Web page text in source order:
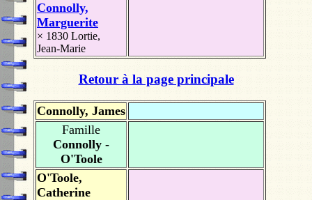
Connolly,
Marguerite
× 1830 Lortie,
Jean-Marie
Retour à la page principale
Connolly, James
Famille
Connolly -
O'Toole
O'Toole,
Catherine